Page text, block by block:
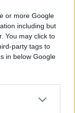
or more Google
including but
You may click to
party tags to
in below Google
Galindo. On
s nestankom i
račun da je
naziva jednim